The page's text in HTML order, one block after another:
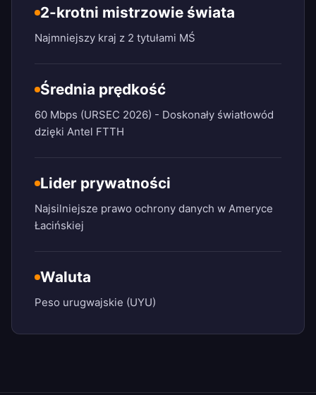
2-krotni mistrzowie świata
Najmniejszy kraj z 2 tytułami MŚ
Średnia prędkość
60 Mbps (URSEC 2026) - Doskonały światłowód
dzięki Antel FTTH
Lider prywatności
Najsilniejsze prawo ochrony danych w Ameryce
Łacińskiej
Waluta
Peso urugwajskie (UYU)